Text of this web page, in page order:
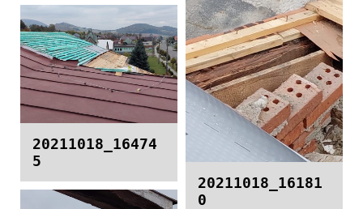
20211018_16474
5
20211018_16181
0